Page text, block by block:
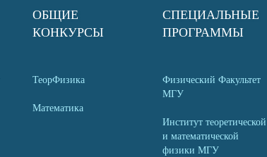
ОБЩИЕ
КОНКУРСЫ
ТеорФизика
Математика
СПЕЦИАЛЬНЫЕ
ПРОГРАММЫ
Физический Факультет
МГУ
Институт теоретической
и математической
физики МГУ